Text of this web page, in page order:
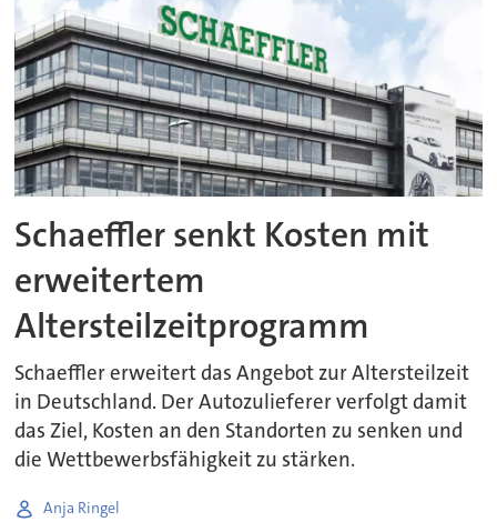
Schaeffler senkt Kosten mit
erweitertem
Altersteilzeitprogramm
Schaeffler erweitert das Angebot zur Altersteilzeit
in Deutschland. Der Autozulieferer verfolgt damit
das Ziel, Kosten an den Standorten zu senken und
die Wettbewerbsfähigkeit zu stärken.
Anja Ringel